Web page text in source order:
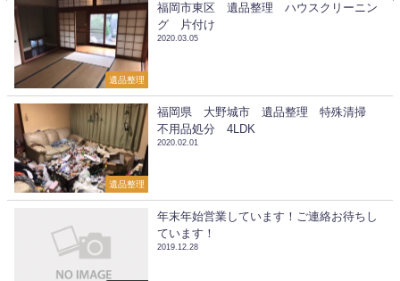
遺品整理
福岡市東区 遺品整理 ハウスクリーニン
グ 片付け
2020.03.05
遺品整理
福岡県 大野城市 遺品整理 特殊清掃
不用品処分 4LDK
2020.02.01
年末年始営業しています！ご連絡お待ちし
ています！
2019.12.28